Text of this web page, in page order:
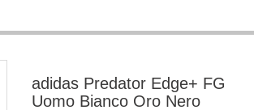
adidas Predator Edge+ FG
Uomo Bianco Oro Nero